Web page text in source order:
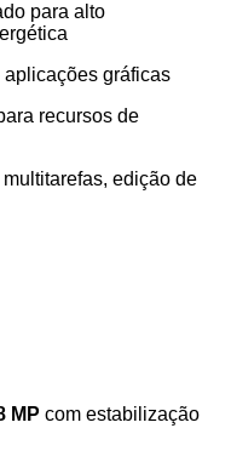
para alto
gráficas
recursos de
edição de
MP com estabilização